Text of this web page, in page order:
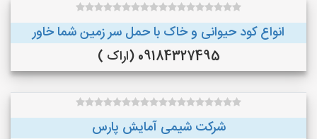
انواع کود حیوانی و خاک با حمل سر زمین شما خاور
09184327495 (اراک )
شرکت شیمی آمایش پارس